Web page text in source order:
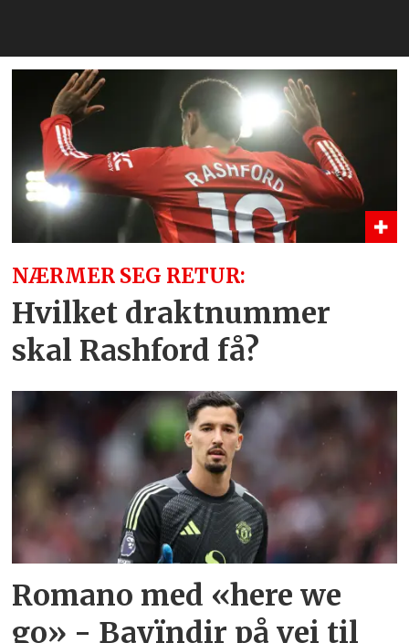
NÆRMER SEG RETUR:
Hvilket draktnummer
skal Rashford få?
Romano med «here we
go» - Bayïndir på vei til